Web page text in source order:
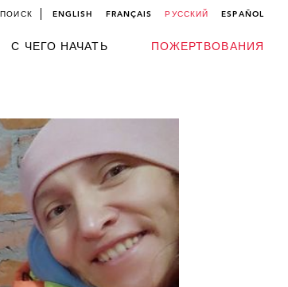
ПОИСК ENGLISH FRANÇAIS РУССКИЙ ESPAÑOL
С ЧЕГО НАЧАТЬ ПОЖЕРТВОВАНИЯ